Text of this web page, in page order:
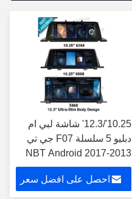
10.25'/12.3' شاشة لبي ام
دبليو 5 سلسلة F07 جي تي
2013-2017 NBT Android
مشغل الوسائط المتعددة
احصل على افضل سعر